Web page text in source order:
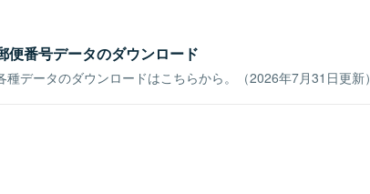
便番号データのダウンロード
種データのダウンロードはこちらから。（2026年7月31日更新）